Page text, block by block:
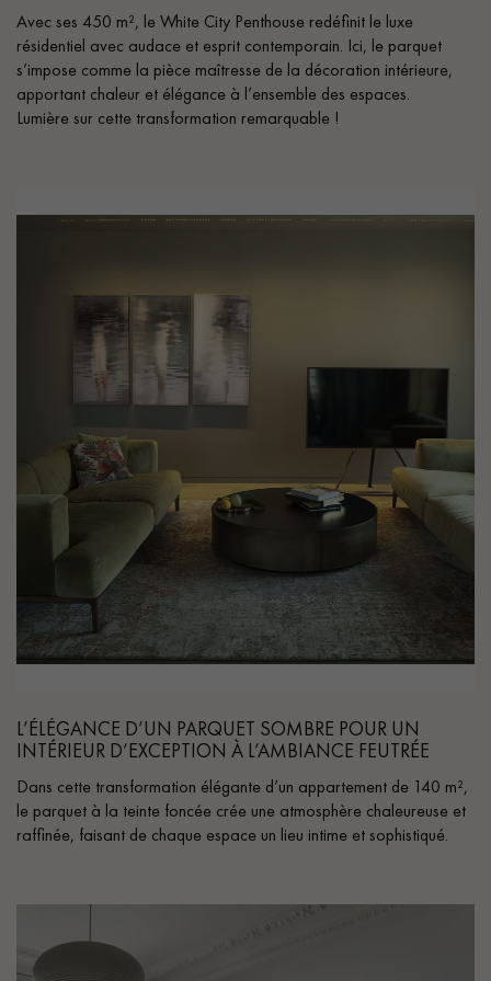
Avec ses 450 m², le White City Penthouse redéfinit le luxe
résidentiel avec audace et esprit contemporain. Ici, le parquet
s’impose comme la pièce maîtresse de la décoration intérieure,
apportant chaleur et élégance à l’ensemble des espaces.
Lumière sur cette transformation remarquable !
L’ÉLÉGANCE D’UN PARQUET SOMBRE POUR UN
INTÉRIEUR D’EXCEPTION À L’AMBIANCE FEUTRÉE
Dans cette transformation élégante d’un appartement de 140 m²,
le parquet à la teinte foncée crée une atmosphère chaleureuse et
raffinée, faisant de chaque espace un lieu intime et sophistiqué.